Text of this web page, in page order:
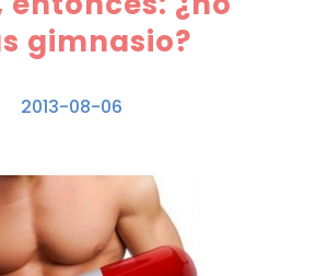
gimnasio?
2013-08-06